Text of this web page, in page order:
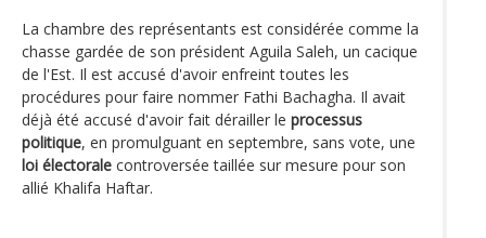
La chambre des représentants est considérée comme la
chasse gardée de son président Aguila Saleh, un cacique
de l'Est. Il est accusé d'avoir enfreint toutes les
procédures pour faire nommer Fathi Bachagha. Il avait
déjà été accusé d'avoir fait dérailler le processus
politique, en promulguant en septembre, sans vote, une
loi électorale controversée taillée sur mesure pour son
allié Khalifa Haftar.